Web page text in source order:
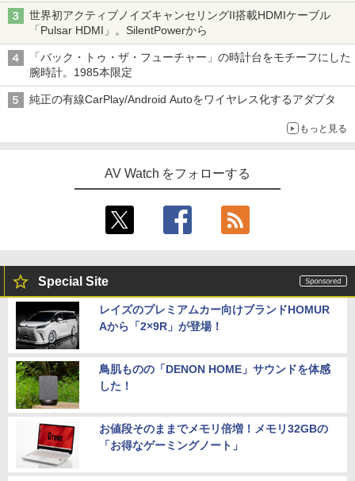
世界初アクティブノイズキャンセリングII搭載HDMIケーブル
「Pulsar HDMI」。SilentPowerから
「バック・トゥ・ザ・フューチャー」の時計台をモチーフにした
腕時計。1985本限定
純正の有線CarPlay/Android Autoをワイヤレス化するアダプタ
もっと見る
AV Watch をフォローする
Special Site
レイズのプレミアムカー向けブランドHOMUR
Aから「2×9R」が登場！
鳥肌ものの「DENON HOME」サウンドを体感
した！
お値段そのままでメモリ倍増！メモリ32GBの
「お得なゲーミングノート」